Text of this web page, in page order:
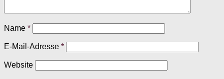
Name *
E-Mail-Adresse *
Website